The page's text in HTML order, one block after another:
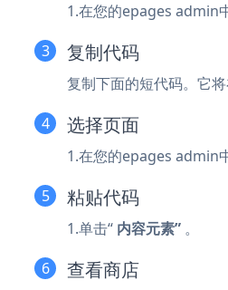
1.在您的epages admin
复制代码
复制下面的短代码。它将
选择页面
1.在您的epages admin
粘贴代码
1.单击“ 内容元素” 。
查看商店